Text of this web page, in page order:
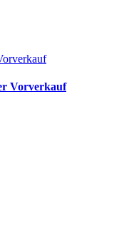
Vorverkauf